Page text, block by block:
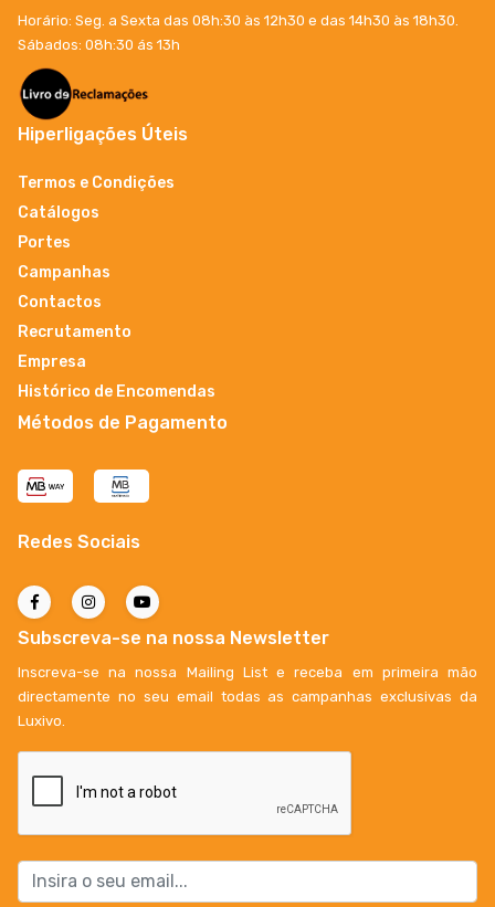
Horário: Seg. a Sexta das 08h:30 às 12h30 e das 14h30 às 18h30.
Sábados: 08h:30 ás 13h
Hiperligações Úteis
Termos e Condições
Catálogos
Portes
Campanhas
Contactos
Recrutamento
Empresa
Histórico de Encomendas
Métodos de Pagamento
Redes Sociais
Subscreva-se na nossa Newsletter
Inscreva-se na nossa Mailing List e receba em primeira mão
directamente no seu email todas as campanhas exclusivas da
Luxivo.